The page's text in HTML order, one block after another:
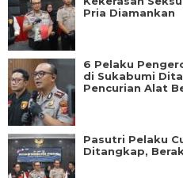
Pria Diamankan
6 Pelaku
di Sukabumi
Pencurian Alat
Pasutri Pelaku
Ditangkap,